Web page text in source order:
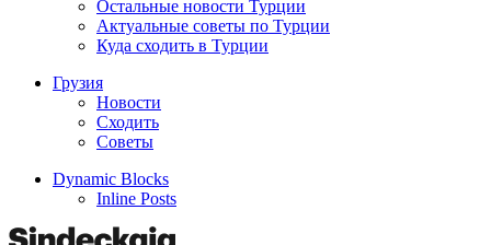
Остальные новости Турции
Актуальные советы по Турции
Куда сходить в Турции
Грузия
Новости
Сходить
Советы
Dynamic Blocks
Inline Posts